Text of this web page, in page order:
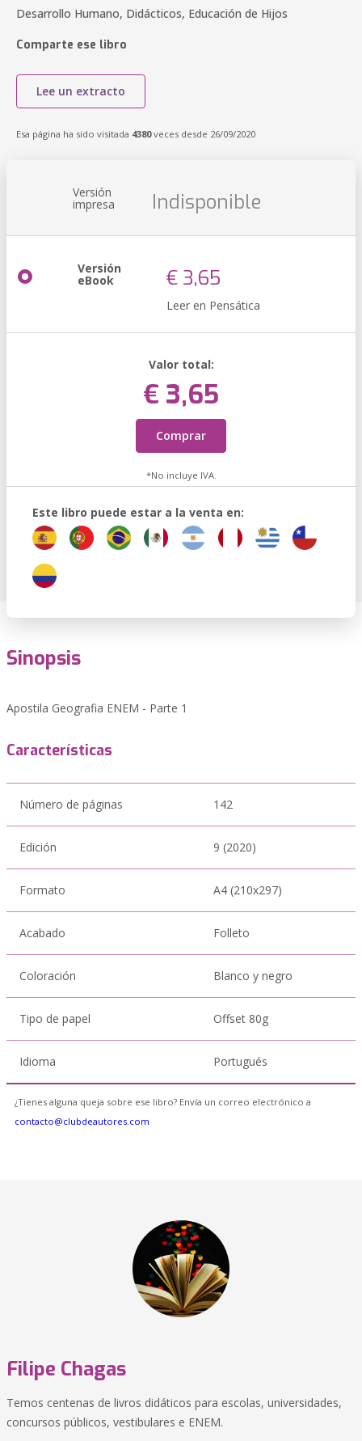
Desarrollo Humano, Didácticos, Educación de Hijos
Comparte ese libro
Lee un extracto
Esa página ha sido visitada 4380veces desde 26/09/2020
Versión
impresa Indisponible
Versión
eBook € 3,65
Leer en Pensática
Valor total:
€ 3,65
Comprar
*No incluye IVA.
Este libro puede estar a la venta en:
Sinopsis
Apostila Geografia ENEM - Parte 1
Características
Número de páginas 142
Edición 9 (2020)
Formato A4 (210x297)
Acabado Folleto
Coloración Blanco y negro
Tipo de papel Offset 80g
Idioma Portugués
¿Tienes alguna queja sobre ese libro? Envía un correo electrónico a
contacto@clubdeautores.com
Filipe Chagas
Temos centenas de livros didáticos para escolas, universidades,
concursos públicos, vestibulares e ENEM.